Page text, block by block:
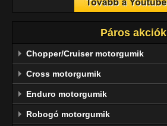
Páros akciók
Chopper/Cruiser motorgumik
Cross motorgumik
Enduro motorgumik
Robogó motorgumik